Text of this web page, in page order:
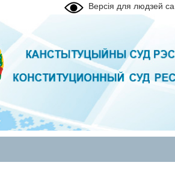
Версія для людзей